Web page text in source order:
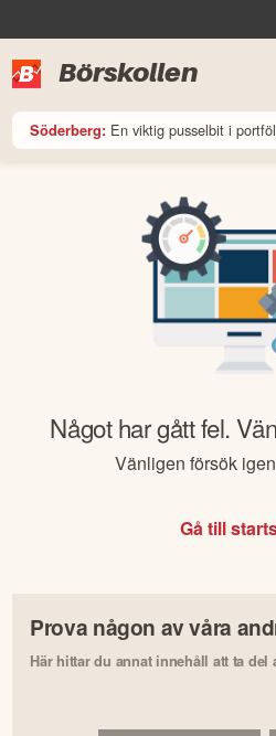
Börskollen
Söderberg: En viktig pusselbit i
Något har gått fel.
Vänligen försök
Gå till
Prova någon av våra
Här hittar du annat innehåll att ta